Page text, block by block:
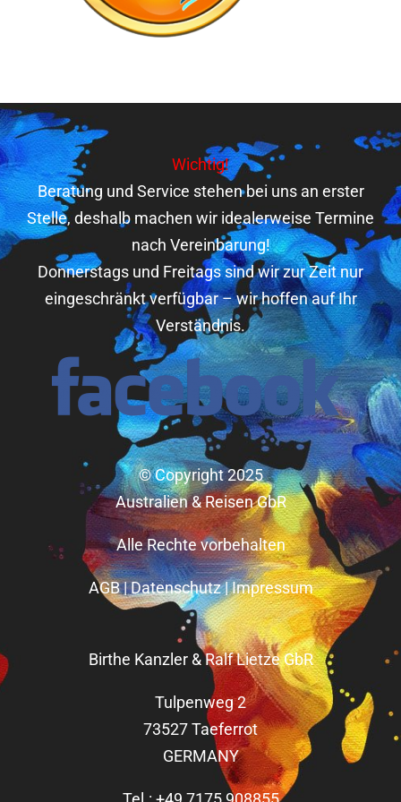
Wichtig!
Beratung und Service stehen bei uns an erster
Stelle, deshalb machen wir idealerweise Termine
nach Vereinbarung!
Donnerstags und Freitags sind wir zur Zeit nur
eingeschränkt verfügbar – wir hoffen auf Ihr
Verständnis.
© Copyright 2025
Australien & Reisen GbR
Alle Rechte vorbehalten
AGB|Datenschutz|Impressum
Birthe Kanzler & Ralf Lietze GbR
Tulpenweg 2
73527 Taeferrot
GERMANY